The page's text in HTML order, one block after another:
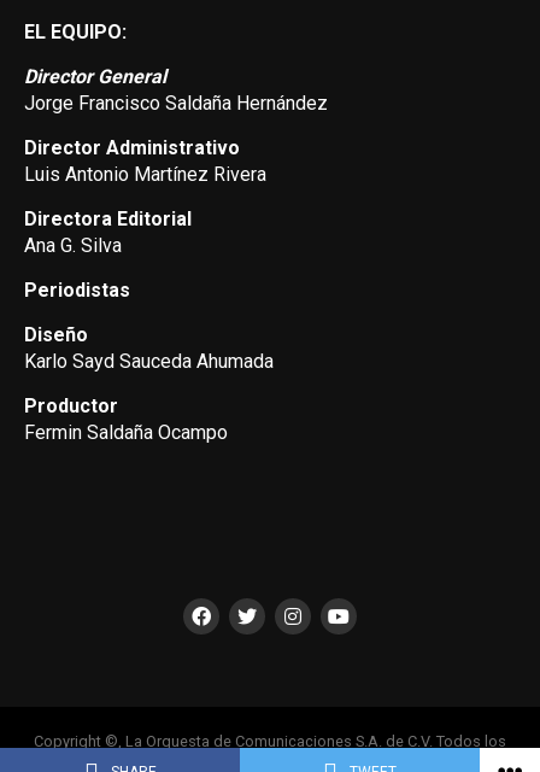
EL EQUIPO:
Director General
Jorge Francisco Saldaña Hernández
Director Administrativo
Luis Antonio Martínez Rivera
Directora Editorial
Ana G. Silva
Periodistas
Diseño
Karlo Sayd Sauceda Ahumada
Productor
Fermin Saldaña Ocampo
Copyright ©, La Orquesta de Comunicaciones S.A. de C.V. Todos los
Derechos Reservados